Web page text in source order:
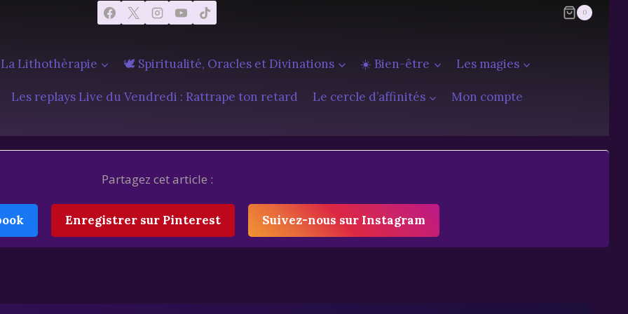
0
Lithothèrapie 🕊️ Spiritualité, Oracles et Divinations ☀️ Bien-être Les magies
Les replays Live du Vendredi : Rattrape ton retard Le cercle d’affinités Mon compte
Partagez cet article :
Enregistrer sur Pinterest Suivez-nous sur Instagram